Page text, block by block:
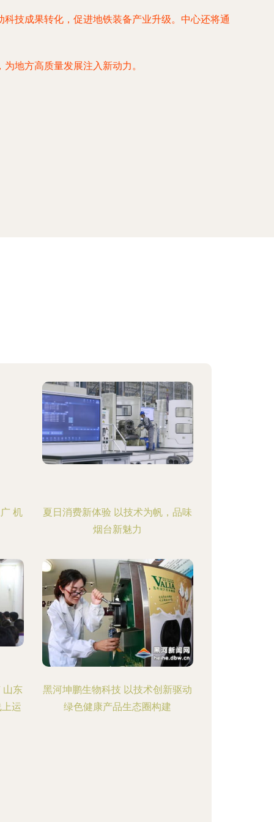
技成果转化，促进地铁装备产业升级。中心还将通
地方高质量发展注入新动力。
机
夏日消费新体验 以技术为帆，品味
烟台新魅力
山东
运
黑河坤鹏生物科技 以技术创新驱动
绿色健康产品生态圈构建